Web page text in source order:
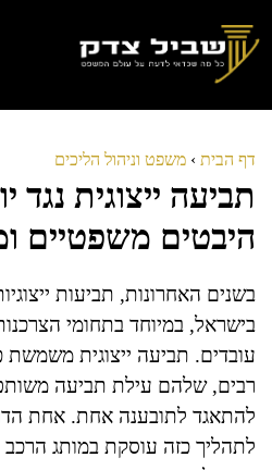
לתוכן
דף הבית › משפט וניהול הליכים
תביעה ייצוגית נגד
היבטים משפטיים
בשנים האחרונות, תביעות
בישראל, במיוחד בתחומי
עובדים. תביעה ייצוגית
רבים, שלהם עילת תביעה
להתאגד לתובענה אחת. אחת
לתהליך כזה עוסקת במותג הרכב